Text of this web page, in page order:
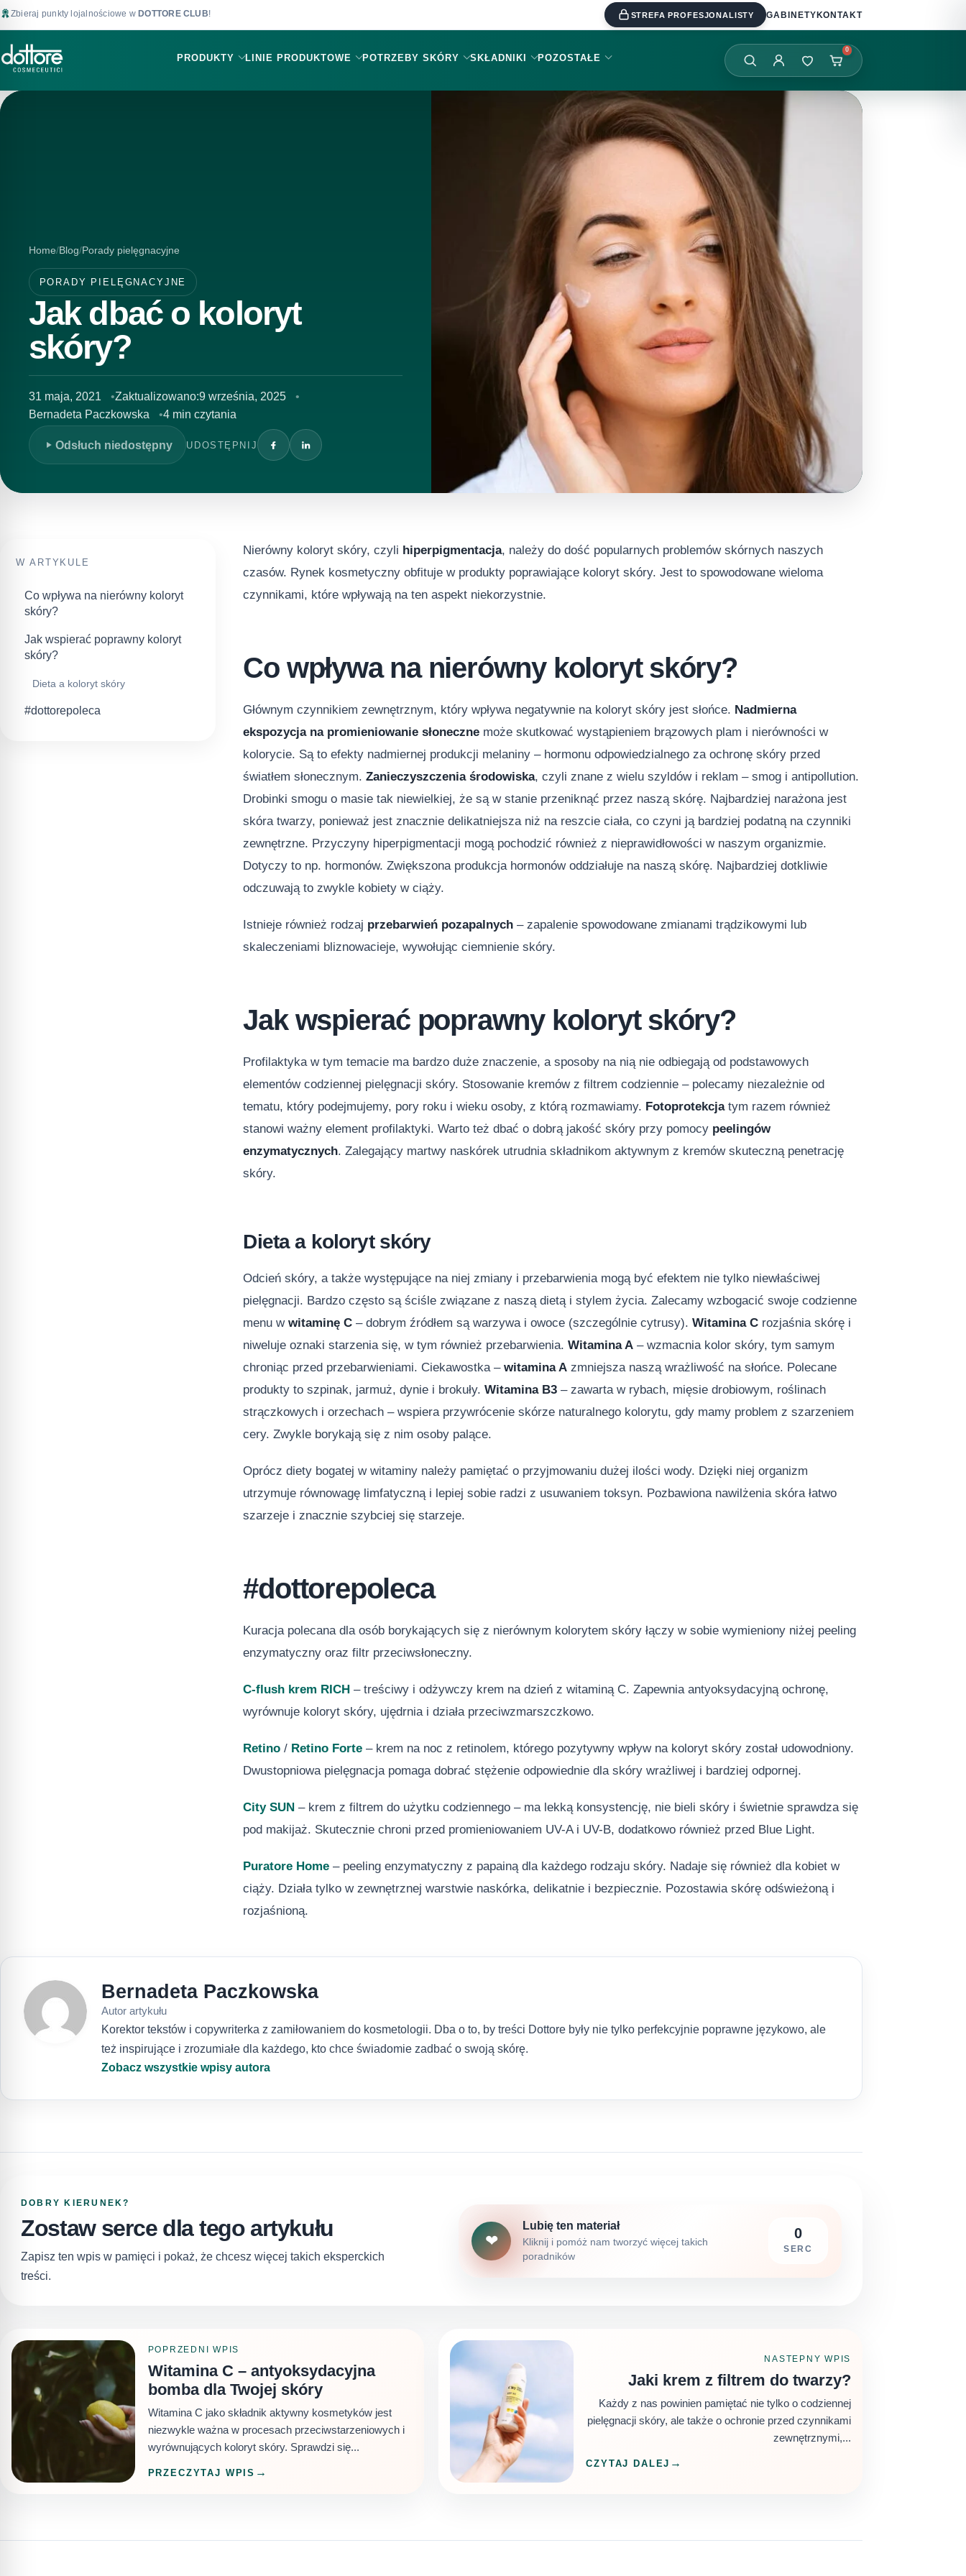
Zbieraj punkty lojalnościowe w DOTTORE CLUB! STREFA PROFESJONALISTY GABINETY KONTAKT
PRODUKTY LINIE PRODUKTOWE POTRZEBY SKÓRY SKŁADNIKI POZOSTAŁE
0
Home Blog Porady pielęgnacyjne
PORADY PIELĘGNACYJNE
Jak dbać o koloryt
skóry?
31 maja, 2021 Zaktualizowano:9 września, 2025
Bernadeta Paczkowska
4 min czytania
Odsłuch niedostępny UDOSTĘPNIJ
W ARTYKULE
Co wpływa na nierówny koloryt
skóry?
Jak wspierać poprawny koloryt
skóry?
Dieta a koloryt skóry
#dottorepoleca
Nierówny koloryt skóry, czyli hiperpigmentacja, należy do dość popularnych problemów skórnych naszych
czasów. Rynek kosmetyczny obfituje w produkty poprawiające koloryt skóry. Jest to spowodowane wieloma
czynnikami, które wpływają na ten aspekt niekorzystnie.
Co wpływa na nierówny koloryt skóry?
Głównym czynnikiem zewnętrznym, który wpływa negatywnie na koloryt skóry jest słońce. Nadmierna
ekspozycja na promieniowanie słoneczne może skutkować wystąpieniem brązowych plam i nierówności w
kolorycie. Są to efekty nadmiernej produkcji melaniny – hormonu odpowiedzialnego za ochronę skóry przed
światłem słonecznym.Zanieczyszczenia środowiska, czyli znane z wielu szyldów i reklam – smog i antipollution.
Drobinki smogu o masie tak niewielkiej, że są w stanie przeniknąć przez naszą skórę. Najbardziej narażona jest
skóra twarzy, ponieważ jest znacznie delikatniejsza niż na reszcie ciała, co czyni ją bardziej podatną na czynniki
zewnętrzne. Przyczyny hiperpigmentacji mogą pochodzić również z nieprawidłowości w naszym organizmie.
Dotyczy to np. hormonów. Zwiększona produkcja hormonów oddziałuje na naszą skórę. Najbardziej dotkliwie
odczuwają to zwykle kobiety w ciąży.
Istnieje również rodzaj przebarwień pozapalnych – zapalenie spowodowane zmianami trądzikowymi lub
skaleczeniami bliznowacieje, wywołując ciemnienie skóry.
Jak wspierać poprawny koloryt skóry?
Profilaktyka w tym temacie ma bardzo duże znaczenie, a sposoby na nią nie odbiegają od podstawowych
elementów codziennej pielęgnacji skóry. Stosowanie kremów z filtrem codziennie – polecamy niezależnie od
tematu, który podejmujemy, pory roku i wieku osoby, z którą rozmawiamy. Fotoprotekcjatym razem również
stanowi ważny element profilaktyki. Warto też dbać o dobrą jakość skóry przy pomocy peelingów
enzymatycznych. Zalegający martwy naskórek utrudnia składnikom aktywnym z kremów skuteczną penetrację
skóry.
Dieta a koloryt skóry
Odcień skóry, a także występujące na niej zmiany i przebarwienia mogą być efektem nie tylko niewłaściwej
pielęgnacji. Bardzo często są ściśle związane z naszą dietą i stylem życia. Zalecamy wzbogacić swoje codzienne
menu wwitaminę C – dobrym źródłem są warzywa i owoce (szczególnie cytrusy).Witamina C rozjaśnia skórę i
niweluje oznaki starzenia się, w tym również przebarwienia.Witamina A – wzmacnia kolor skóry, tym samym
chroniąc przed przebarwieniami. Ciekawostka –witamina A zmniejsza naszą wrażliwość na słońce. Polecane
produkty to szpinak, jarmuż, dynie i brokuły.Witamina B3 – zawarta w rybach, mięsie drobiowym, roślinach
strączkowych i orzechach – wspiera przywrócenie skórze naturalnego kolorytu, gdy mamy problem z szarzeniem
cery. Zwykle borykają się z nim osoby palące.
Oprócz diety bogatej w witaminy należy pamiętać o przyjmowaniu dużej ilości wody. Dzięki niej organizm
utrzymuje równowagę limfatyczną i lepiej sobie radzi z usuwaniem toksyn. Pozbawiona nawilżenia skóra łatwo
szarzeje i znacznie szybciej się starzeje.
#dottorepoleca
Kuracja polecana dla osób borykających się z nierównym kolorytem skóry łączy w sobie wymieniony niżej peeling
enzymatyczny oraz filtr przeciwsłoneczny.
C-flush krem RICH – treściwy i odżywczy krem na dzień z witaminą C. Zapewnia antyoksydacyjną ochronę,
wyrównuje koloryt skóry, ujędrnia i działa przeciwzmarszczkowo.
Retino / Retino Forte – krem na noc z retinolem, którego pozytywny wpływ na koloryt skóry został udowodniony.
Dwustopniowa pielęgnacja pomaga dobrać stężenie odpowiednie dla skóry wrażliwej i bardziej odpornej.
City SUN – krem z filtrem do użytku codziennego – ma lekką konsystencję, nie bieli skóry i świetnie sprawdza się
pod makijaż. Skutecznie chroni przed promieniowaniem UV-A i UV-B, dodatkowo również przed Blue Light.
Puratore Home – peeling enzymatyczny z papainą dla każdego rodzaju skóry. Nadaje się również dla kobiet w
ciąży. Działa tylko w zewnętrznej warstwie naskórka, delikatnie i bezpiecznie. Pozostawia skórę odświeżoną i
rozjaśnioną.
Bernadeta Paczkowska
Autor artykułu
Korektor tekstów i copywriterka z zamiłowaniem do kosmetologii. Dba o to, by treści Dottore były nie tylko perfekcyjnie poprawne językowo, ale
też inspirujące i zrozumiałe dla każdego, kto chce świadomie zadbać o swoją skórę.
Zobacz wszystkie wpisy autora
DOBRY KIERUNEK?
Zostaw serce dla tego artykułu
Zapisz ten wpis w pamięci i pokaż, że chcesz więcej takich eksperckich
treści.
❤
Lubię ten materiał
Kliknij i pomóż nam tworzyć więcej takich
poradników
0
SERC
POPRZEDNI WPIS
Witamina C – antyoksydacyjna
bomba dla Twojej skóry
Witamina C jako składnik aktywny kosmetyków jest
niezwykle ważna w procesach przeciwstarzeniowych i
wyrównujących koloryt skóry. Sprawdzi się...
PRZECZYTAJ WPIS
NASTEPNY WPIS
Jaki krem z filtrem do twarzy?
Każdy z nas powinien pamiętać nie tylko o codziennej
pielęgnacji skóry, ale także o ochronie przed czynnikami
zewnętrznymi,...
CZYTAJ DALEJ